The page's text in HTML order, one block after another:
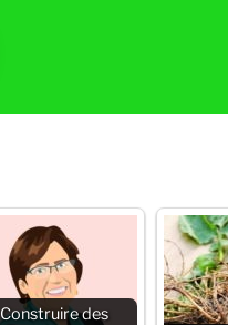
Construire des